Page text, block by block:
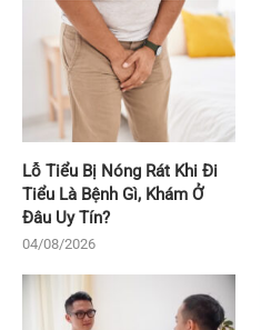
Lỗ Tiểu Bị Nóng Rát Khi Đi
Tiểu Là Bệnh Gì, Khám Ở
Đâu Uy Tín?
04/08/2026